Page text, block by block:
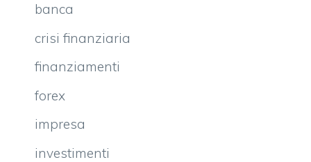
banca
crisi finanziaria
finanziamenti
forex
impresa
investimenti